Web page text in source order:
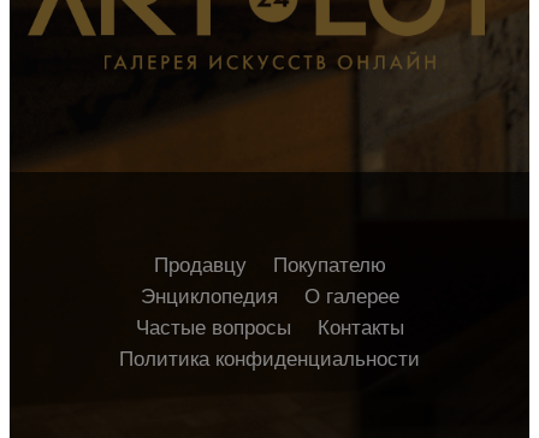
Продавцу
Покупателю
Энциклопедия
О галерее
Частые вопросы
Контакты
Политика конфиденциальности